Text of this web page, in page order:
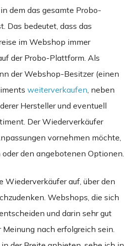
, in dem das gesamte Probo-
Das bedeutet, dass das
im Webshop immer
der Probo-Plattform. Als
der Webshop-Besitzer (einen
weiterverkaufen , neben
Hersteller und eventuell
Der Wiederverkäufer
vornehmen möchte,
oder den angebotenen Optionen.
Wiederverkäufer auf, über den
Webshops, die sich
und darin sehr gut
nach erfolgreich sein.